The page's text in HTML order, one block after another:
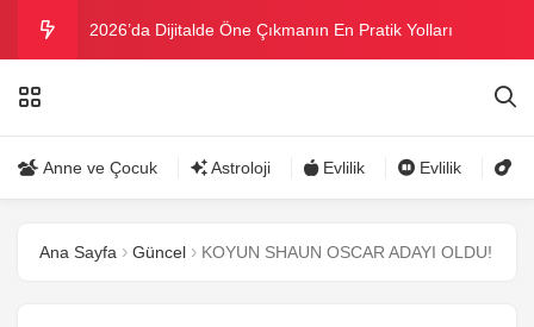
2026’da Dijitalde Öne Çıkmanın En Pratik Yolları
Danla Bilic ile Reynmen Miami’de tatilde
Anne ve Çocuk Astroloji Evlilik Evlilik
Ana Sayfa Güncel KOYUN SHAUN OSCAR ADAYI OLDU!